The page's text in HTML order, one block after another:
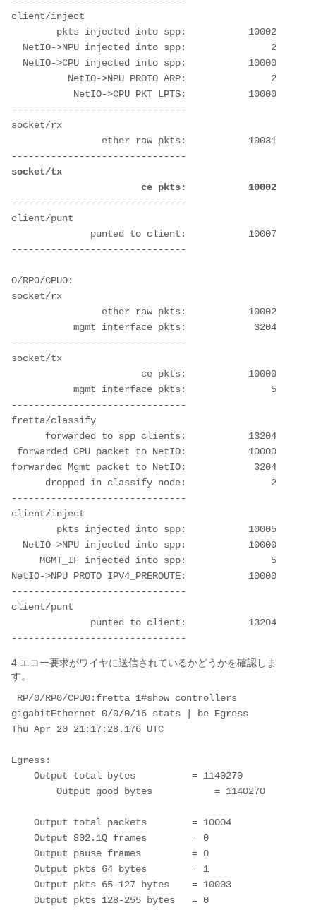
client/inject
pkts injected into spp:           10002
NetIO->NPU injected into spp:               2
NetIO->CPU injected into spp:           10000
NetIO->NPU PROTO ARP:               2
NetIO->CPU PKT LPTS:           10000
-------------------------------
socket/rx
ether raw pkts:           10031
-------------------------------
socket/tx
ce pkts:           10002
-------------------------------
client/punt
punted to client:           10007
-------------------------------
0/RP0/CPU0:
socket/rx
ether raw pkts:           10002
mgmt interface pkts:            3204
-------------------------------
socket/tx
ce pkts:           10000
mgmt interface pkts:               5
-------------------------------
fretta/classify
forwarded to spp clients:           13204
forwarded CPU packet to NetIO:           10000
forwarded Mgmt packet to NetIO:            3204
dropped in classify node:               2
-------------------------------
client/inject
pkts injected into spp:           10005
NetIO->NPU injected into spp:           10000
MGMT_IF injected into spp:               5
NetIO->NPU PROTO IPV4_PREROUTE:           10000
-------------------------------
client/punt
punted to client:           13204
-------------------------------
4.エコー要求がワイヤに送信されているかどうかを確認しま
す。
RP/0/RP0/CPU0:fretta_1#show controllers
gigabitEthernet 0/0/0/16 stats | be Egress
Thu Apr 20 21:17:28.176 UTC
Egress:
Output total bytes          = 1140270
Output good bytes           = 1140270
Output total packets        = 10004
Output 802.1Q frames        = 0
Output pause frames         = 0
Output pkts 64 bytes        = 1
Output pkts 65-127 bytes    = 10003
Output pkts 128-255 bytes   = 0